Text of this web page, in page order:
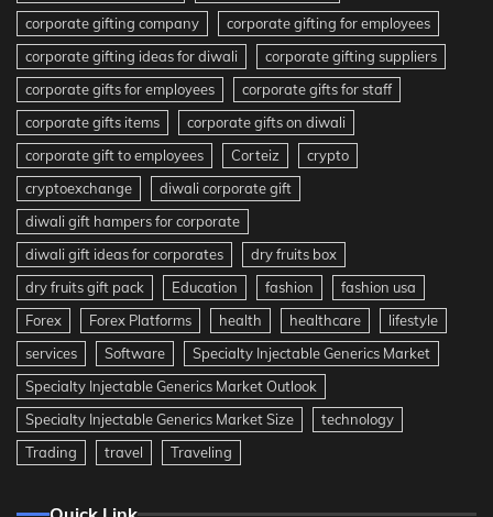
corporate gifting company
corporate gifting for employees
corporate gifting ideas for diwali
corporate gifting suppliers
corporate gifts for employees
corporate gifts for staff
corporate gifts items
corporate gifts on diwali
corporate gift to employees
Corteiz
crypto
cryptoexchange
diwali corporate gift
diwali gift hampers for corporate
diwali gift ideas for corporates
dry fruits box
dry fruits gift pack
Education fashion
fashion usa
Forex
Forex Platforms health healthcare
lifestyle
services
Software
Specialty Injectable Generics Market
Specialty Injectable Generics Market Outlook
Specialty Injectable Generics Market Size
technology
Trading
travel Traveling